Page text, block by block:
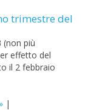
trimestre del
(non più
effetto del
il 2 febbraio
|